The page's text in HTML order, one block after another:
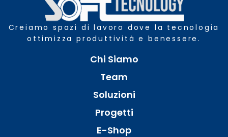
Creiamo spazi di lavoro dove la tecnologia
ottimizza produttività e benessere.
Chi Siamo
Team
Soluzioni
Progetti
E-Shop